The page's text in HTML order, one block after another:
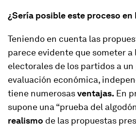
¿Sería posible este proceso en
Teniendo en cuenta las
parece evidente que someter a
electorales de los partidos a un
evaluación económica,
tiene numerosasventajas. En
supone una “prueba del
realismo de las propuestas